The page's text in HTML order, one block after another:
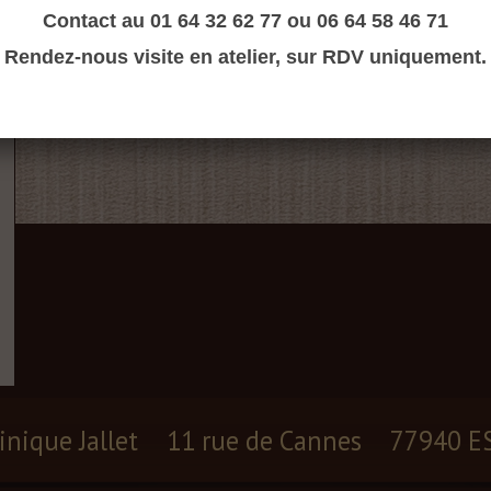
Jallet 11 rue de Cannes 77940
Contact au 01 64 32 62 77 ou 06 64 58 46 71
Rendez-nous visite en atelier, sur RDV uniquement.